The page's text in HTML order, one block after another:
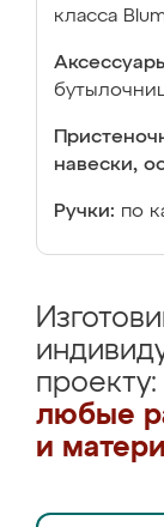
класса
навески,
Ручки: по
проекту:
любые
и